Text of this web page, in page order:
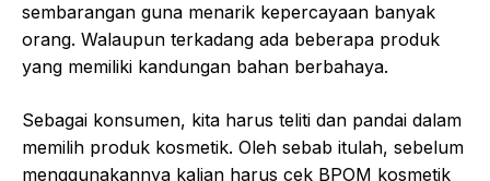
sembarangan guna menarik kepercayaan banyak
orang. Walaupun terkadang ada beberapa produk
yang memiliki kandungan bahan berbahaya.
Sebagai konsumen, kita harus teliti dan pandai dalam
memilih produk kosmetik. Oleh sebab itulah, sebelum
menggunakannya kalian harus cek BPOM kosmetik